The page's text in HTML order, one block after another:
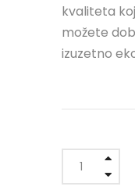
kvaliteta
možete
izuzetno